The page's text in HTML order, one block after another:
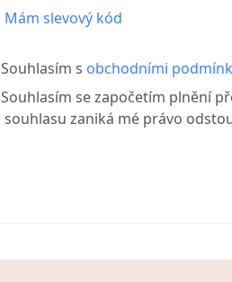
Mám slevový kód
Souhlasím s obchodními
Souhlasím se započetím plnění
souhlasu zaniká mé právo